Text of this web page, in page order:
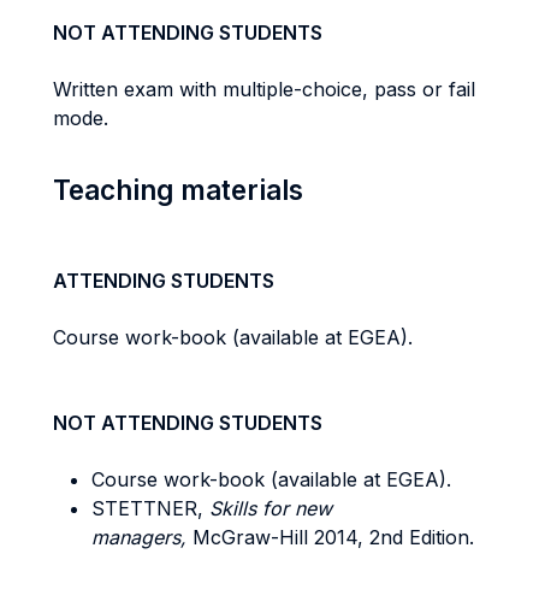
NOT ATTENDING STUDENTS
Written exam with multiple-choice, pass or fail
mode.
Teaching materials
ATTENDING STUDENTS
Course work-book (available at EGEA).
NOT ATTENDING STUDENTS
Course work-book (available at EGEA).
STETTNER, Skills for new
managers, McGraw-Hill 2014, 2nd Edition.